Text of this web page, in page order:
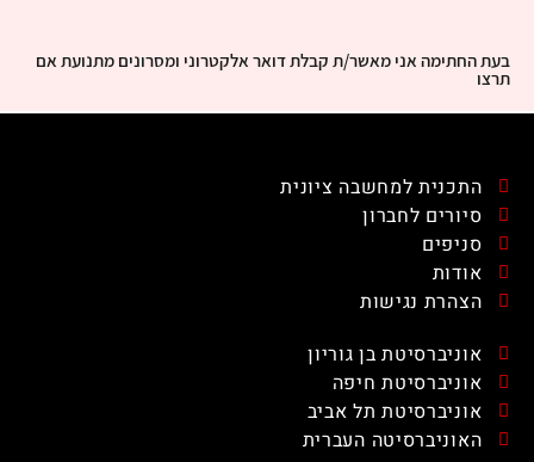
בעת החתימה אני מאשר/ת קבלת דואר אלקטרוני ומסרונים מתנועת אם
תרצו
התכנית למחשבה ציונית
סיורים לחברון
סניפים
אודות
הצהרת נגישות
אוניברסיטת בן גוריון
אוניברסיטת חיפה
אוניברסיטת תל אביב
האוניברסיטה העברית